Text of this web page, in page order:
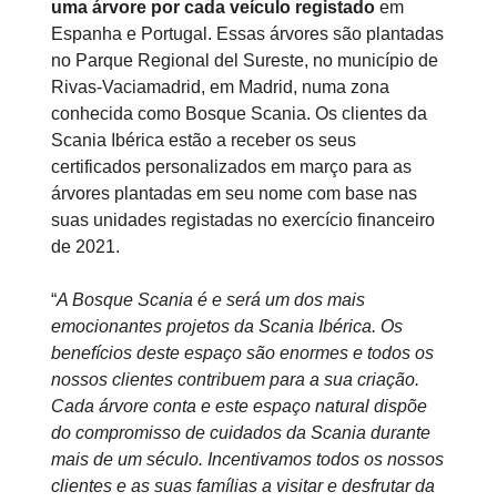
uma árvore por cada veículo registado em
Espanha e Portugal. Essas árvores são plantadas
no Parque Regional del Sureste, no município de
Rivas-Vaciamadrid, em Madrid, numa zona
conhecida como Bosque Scania. Os clientes da
Scania Ibérica estão a receber os seus
certificados personalizados em março para as
árvores plantadas em seu nome com base nas
suas unidades registadas no exercício financeiro
de 2021.
“A Bosque Scania é e será um dos mais
emocionantes projetos da Scania Ibérica. Os
benefícios deste espaço são enormes e todos os
nossos clientes contribuem para a sua criação.
Cada árvore conta e este espaço natural dispõe
do compromisso de cuidados da Scania durante
mais de um século. Incentivamos todos os nossos
clientes e as suas famílias a visitar e desfrutar da